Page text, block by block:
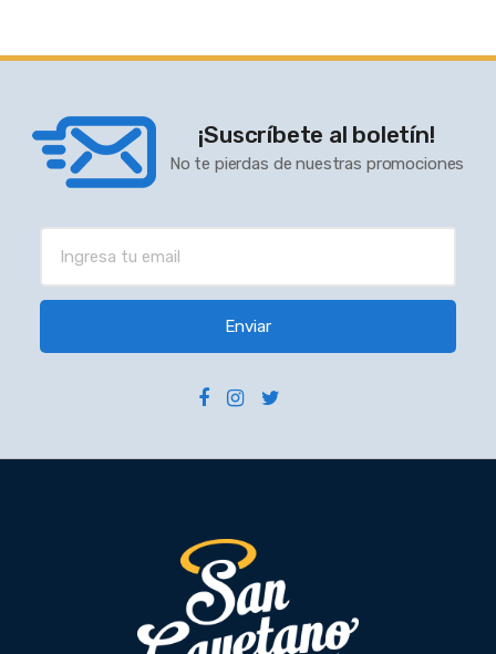
¡Suscríbete al boletín!
No te pierdas de nuestras promociones
Enviar